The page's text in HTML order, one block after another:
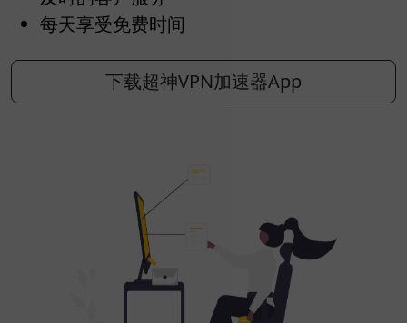
每天享受免费时间
下载超神VPN加速器App